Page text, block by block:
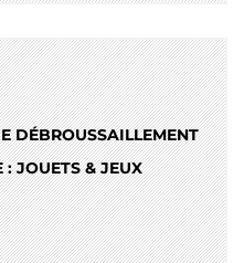
DÉBROUSSAILLEMENT
: JOUETS & JEUX